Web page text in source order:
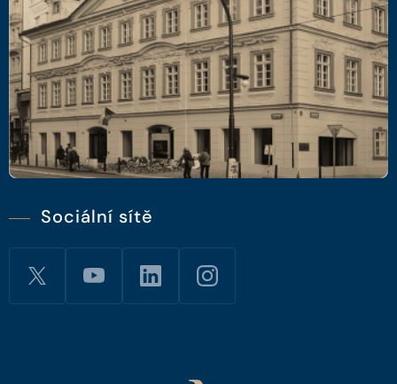
Sociální sítě